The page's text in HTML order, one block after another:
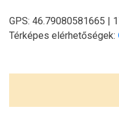
GPS: 46.79080581665 |
Térképes elérhetőségek: